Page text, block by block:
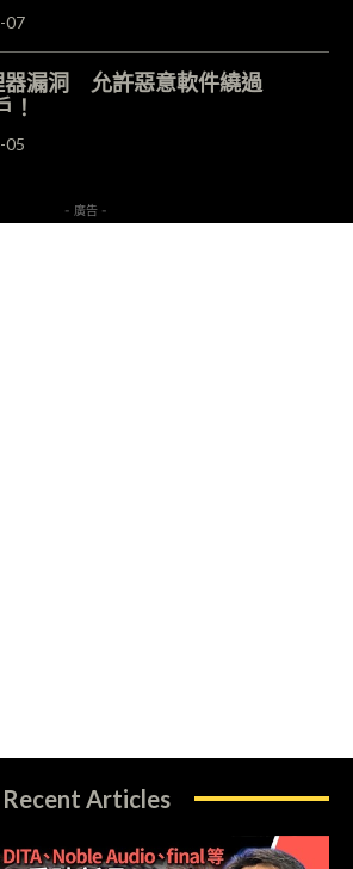
07
器漏洞 允許惡意軟件繞過
！
05
- 廣告 -
Recent Articles